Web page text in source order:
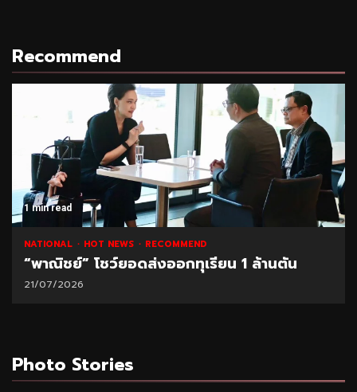
Recommend
1 min read
NATIONAL HOT NEWS RECOMMEND
“พาณิชย์” โชว์ยอดส่งออกทุเรียน 1 ล้านตัน
21/07/2026
Photo Stories